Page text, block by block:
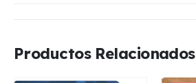
Productos Relacionados